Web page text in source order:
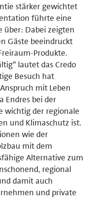
stärker gewichtet
führte eine
über: Dabei zeigten
Gäste beeindruckt
Produkte.
lautet das Credo
Besuch hat
mit Leben
Endres bei der
wichtig der regionale
und Klimaschutz ist.
wie der
mit dem
Alternative zum
regional
damit auch
und private